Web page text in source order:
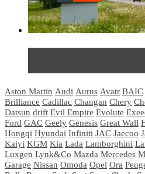
Aston Martin Audi Aurus Avatr BAIC
Brilliance Cadillac Changan Chery
Datsun drift Evil Empire Evolute
Ford GAC Geely Genesis Great Wall
Hongqi Hyundai Infiniti JAC Jaecoo
Kaiyi KGM Kia Lada Lamborghini
Luxgen Lynk&Co Mazda Mercedes
Garage Nissan Omoda Opel Ora